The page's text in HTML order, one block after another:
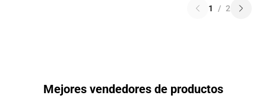
1 / 2
Mejores vendedores de productos